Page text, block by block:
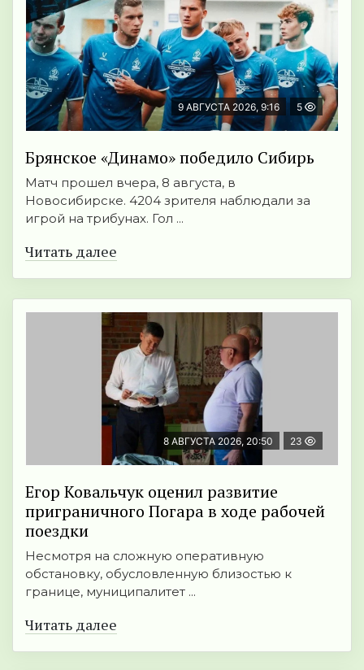
9 АВГУСТА 2026, 9:16 5
Брянское «Динамо» победило Сибирь
Матч прошел вчера, 8 августа, в
Новосибирске. 4204 зрителя наблюдали за
игрой на трибунах. Гол ...
Читать далее
8 АВГУСТА 2026, 20:50 23
Егор Ковальчук оценил развитие
приграничного Погара в ходе рабочей
поездки
Несмотря на сложную оперативную
обстановку, обусловленную близостью к
границе, муниципалитет ...
Читать далее